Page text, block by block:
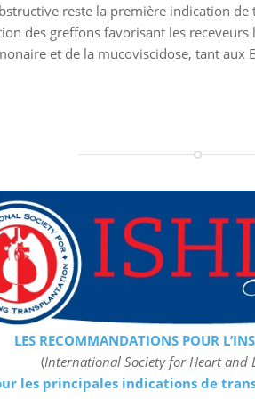
reste la première indication
des greffons favorisant les
et de la mucoviscidose, tant aux
LES RECOMMANDATIONS POUR
(International Society for Heart and
les principales indications de